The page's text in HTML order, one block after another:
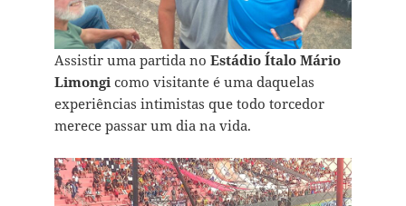
Assistir uma partida no Estádio Ítalo Mário
Limongicomo visitante é uma daquelas
experiências intimistas que todo torcedor
merece passar um dia na vida.